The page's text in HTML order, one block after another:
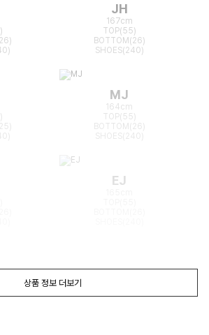
JH
167cm
TOP(55)
BOTTOM(26)
SHOES(240)
MJ
164cm
TOP(55)
BOTTOM(26)
EJ
상품 정보 더보기